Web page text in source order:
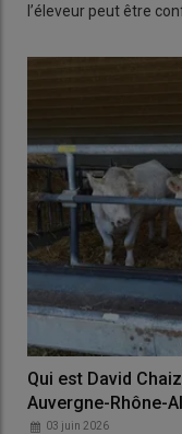
l’éleveur peut être
Qui est David
Auvergne-Rhône-
03 juin 2026